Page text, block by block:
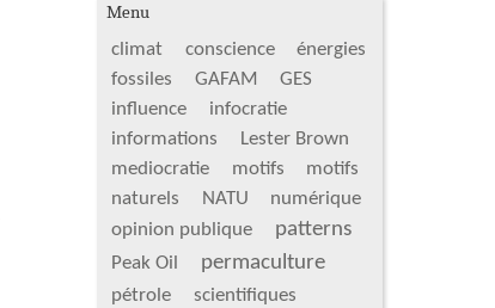
Menu
climat conscience
énergies
fossiles
GAFAM
GES
influence
infocratie
informations
Lester Brown
mediocratie
motifs
motifs
naturels
NATU
numérique
opinion publique
patterns
Peak Oil permaculture
pétrole scientifiques